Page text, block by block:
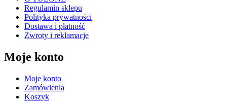
Regulamin sklepu
Polityka prywatności
Dostawa i płatność
Zwroty i reklamacje
Moje konto
Moje konto
Zamówienia
Koszyk